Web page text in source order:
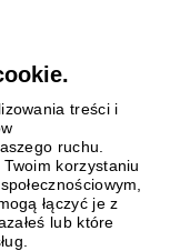
treści i
ruchu.
korzystaniu
łączyć je z
lub które